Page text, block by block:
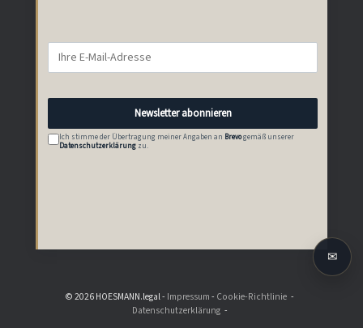
Mail-
Adresse
Newsletter abonnieren
Ich stimme der Übertragung meiner Angaben an Brevogemäß unserer
Datenschutzerklärung zu.
© 2026 HOESMANN.legal - Impressum- Cookie-Richtlinie
Datenschutzerklärung
✉